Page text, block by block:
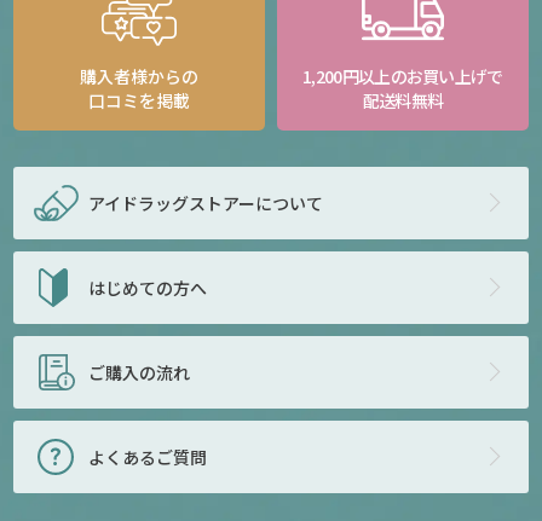
購入者様からの
口コミを掲載
1,200円以上のお買い上げで
配送料無料
アイドラッグストアーについて
はじめての方へ
ご購入の流れ
よくあるご質問